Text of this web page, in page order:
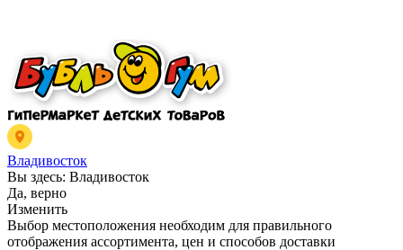
Владивосток
Вы здесь: Владивосток
Да, верно
Изменить
Выбор местоположения необходим для правильного
отображения ассортимента, цен и способов доставки